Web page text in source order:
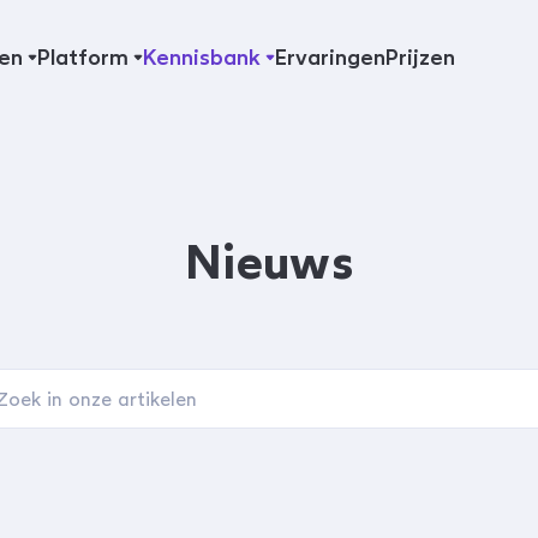
Platform Kennisbank ErvaringenPrijzen
Nieuws